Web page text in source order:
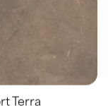
Terra